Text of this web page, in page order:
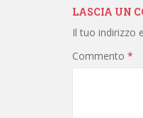
LASCIA UN
Il tuo indirizzo
Commento *